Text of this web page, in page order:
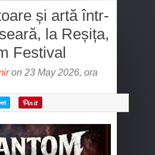
și artă într-
la Reșița,
Festival
on 23 May 2026, ora